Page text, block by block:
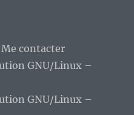
contacter
GNU/Linux –
GNU/Linux –